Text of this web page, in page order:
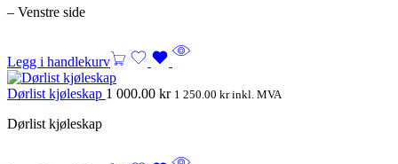
– Venstre side
Legg i handlekurv
Dørlist kjøleskap 1 000.00 kr 1 250.00 krinkl. MVA
Dørlist kjøleskap